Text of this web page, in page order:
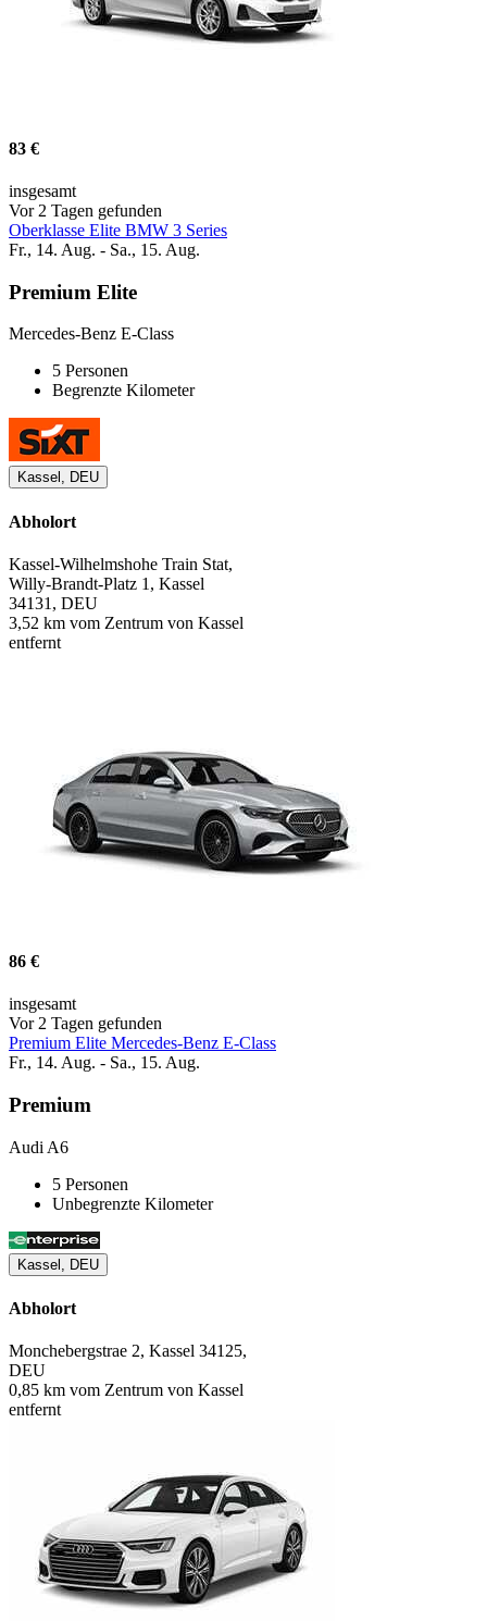
83 €
insgesamt
Vor 2 Tagen gefunden
Oberklasse Elite BMW 3 Series
Fr., 14. Aug. - Sa., 15. Aug.
Premium Elite
Mercedes-Benz E-Class
5 Personen
Begrenzte Kilometer
Kassel, DEU
Abholort
Kassel-Wilhelmshohe Train Stat,
Willy-Brandt-Platz 1, Kassel
34131, DEU
3,52 km vom Zentrum von Kassel
entfernt
86 €
insgesamt
Vor 2 Tagen gefunden
Premium Elite Mercedes-Benz E-Class
Fr., 14. Aug. - Sa., 15. Aug.
Premium
Audi A6
5 Personen
Unbegrenzte Kilometer
Kassel, DEU
Abholort
Monchebergstrae 2, Kassel 34125,
DEU
0,85 km vom Zentrum von Kassel
entfernt